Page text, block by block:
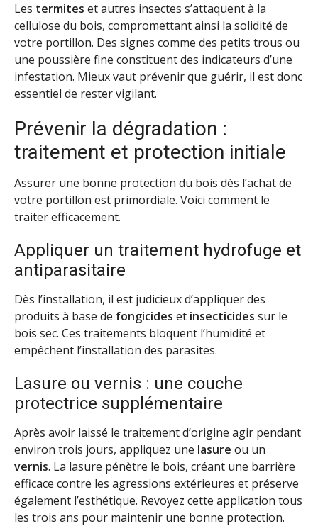
Les termites et autres insectes s’attaquent à la
cellulose du bois, compromettant ainsi la solidité de
votre portillon. Des signes comme des petits trous ou
une poussière fine constituent des indicateurs d’une
infestation. Mieux vaut prévenir que guérir, il est donc
essentiel de rester vigilant.
Prévenir la dégradation :
traitement et protection initiale
Assurer une bonne protection du bois dès l’achat de
votre portillon est primordiale. Voici comment le
traiter efficacement.
Appliquer un traitement hydrofuge et
antiparasitaire
Dès l’installation, il est judicieux d’appliquer des
produits à base de fongicides et insecticides sur le
bois sec. Ces traitements bloquent l’humidité et
empêchent l’installation des parasites.
Lasure ou vernis : une couche
protectrice supplémentaire
Après avoir laissé le traitement d’origine agir pendant
environ trois jours, appliquez une lasure ou un
vernis. La lasure pénètre le bois, créant une barrière
efficace contre les agressions extérieures et préserve
également l’esthétique. Revoyez cette application tous
les trois ans pour maintenir une bonne protection.